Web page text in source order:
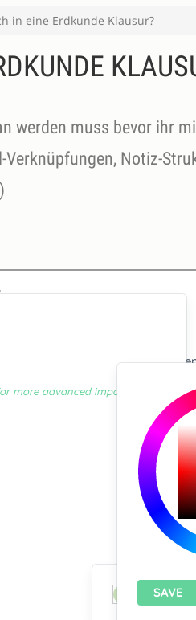
in eine Erdkunde Klausur?
werden muss bevor ihr
Notiz-